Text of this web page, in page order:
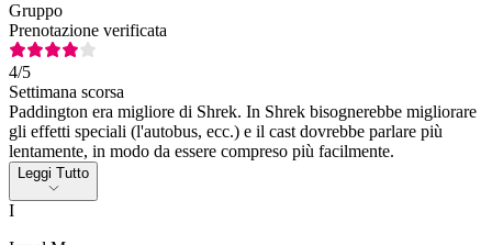
Gruppo
Prenotazione verificata
4/5
Settimana scorsa
Paddington era migliore di Shrek. In Shrek bisognerebbe migliorare
gli effetti speciali (l'autobus, ecc.) e il cast dovrebbe parlare più
lentamente, in modo da essere compreso più facilmente.
Leggi Tutto
I